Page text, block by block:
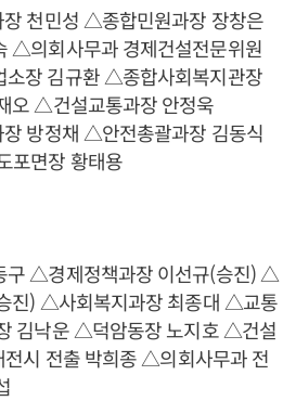
천민성 △종합민원과장 장창은
△의회사무과 경제건설전문위원
장 김규환 △종합사회복지관장
오 △건설교통과장 안정욱
방정채 △안전총괄과장 김동식
면장 황태용
구 △경제정책과장 이선규(승진) △
진) △사회복지과장 최종대 △교통
김낙운 △덕암동장 노지호 △건설
시 전출 박희종 △의회사무과 전